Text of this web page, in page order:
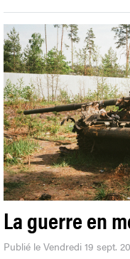
La guerre en
Publié le Vendredi 19 sept.